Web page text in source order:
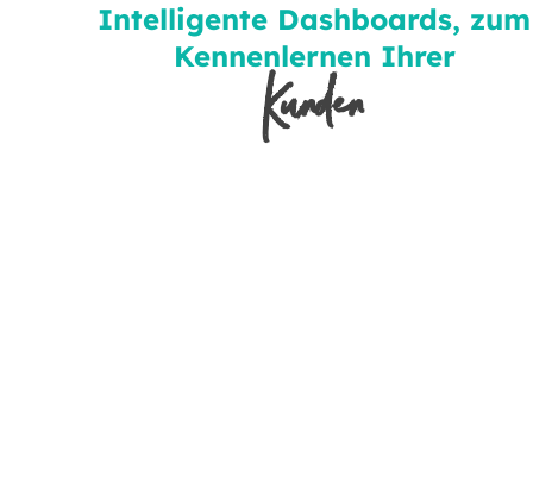
Intelligente Dashboards, zum
Kennenlernen Ihrer
Kunden